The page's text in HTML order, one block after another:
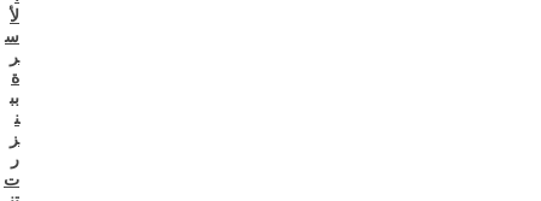
لأ
س
ر
ة
بب
ن
ز
ر
ت